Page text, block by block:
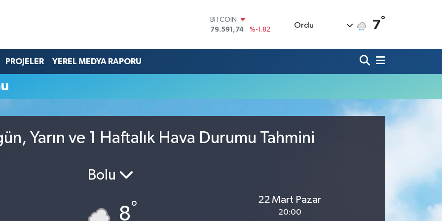
BITCOIN
79.591,74
%-1.82
45,43620
%0.02
BİST100
Ordu 7°
PROJELER YEREL MEDYA RAPORU
Yarın ve 1 Haftalık Hava Durumu Tahmini
Bolu
8°
22 Mart Pazar
20:00